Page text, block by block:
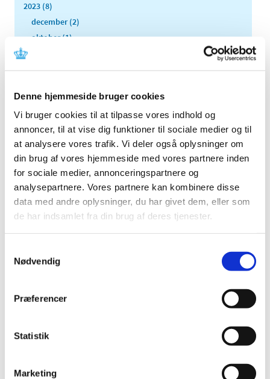
Denne hjemmeside bruger cookies
Vi bruger cookies til at tilpasse vores indhold og
annoncer, til at vise dig funktioner til sociale medier og til
at analysere vores trafik. Vi deler også oplysninger om
din brug af vores hjemmeside med vores partnere inden
for sociale medier, annonceringspartnere og
analysepartnere. Vores partnere kan kombinere disse
data med andre oplysninger, du har givet dem, eller som
de har indsamlet fra din brug af deres tjenester.
Nødvendig
Præferencer
Statistik
Marketing
2023 (8)
december (2)
oktober (1)
august (2)
februar (1)
2022 (4)
2021 (24)
2020 (7)
2019 (39)
2018 (40)
2017 (31)
2016 (42)
2015 (30)
2013 (44)
2011 (13)
2009 (13)
2007 (3)